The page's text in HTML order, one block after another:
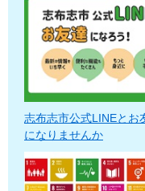
志布志市公式LINEとお
になりませんか